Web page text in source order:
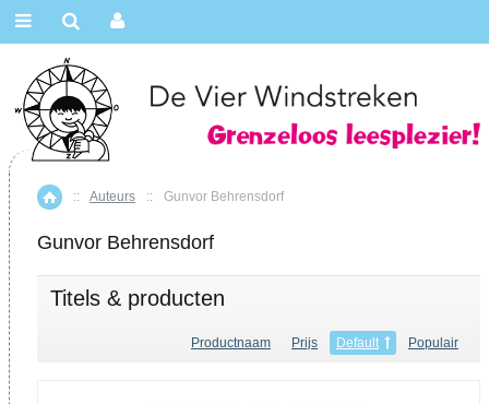
Home
:: Auteurs :: Gunvor Behrensdorf
Gunvor Behrensdorf
Titels & producten
Productnaam Prijs Default Populair